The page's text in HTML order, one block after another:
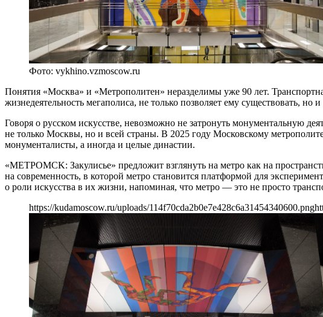
Фото: vykhino.vzmoscow.ru
Понятия «Москва» и «Метрополитен» неразделимы уже 90 лет.
жизнедеятельность мегаполиса, не только позволяет ему существовать,
Говоря о русском искусстве, невозможно не затронуть монументальную
не только Москвы, но и всей страны. В 2025 году Московскому
монументалисты, а иногда и целые династии.
«МЕТРОMСK: Закулисье» предложит взглянуть на метро как на
на современность, в которой метро становится платформой для
о роли искусства в их жизни, напоминая, что метро — это не просто
https://kudamoscow.ru/uploads/114f70cda2b0e7e428c6a31454340600.png